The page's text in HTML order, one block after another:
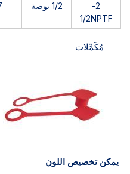
2-
1/2NPTF
1/2 بوصة
مُكَمِّلات
يمكن تخصيص اللون